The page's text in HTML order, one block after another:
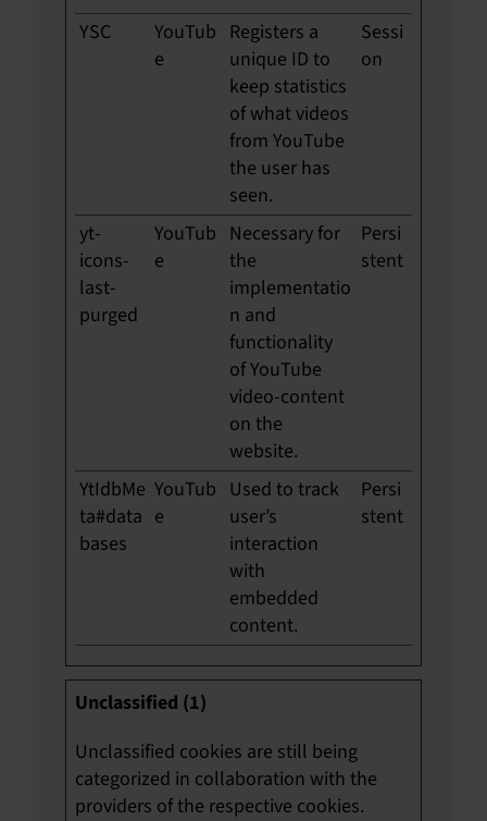
YSC
YouTub
e
Registers a
unique ID to
keep statistics
of what videos
from YouTube
the user has
seen.
Sessi
on
yt-
icons-
last-
purged
YouTub
e
Necessary for
the
implementatio
n and
functionality
of YouTube
video-content
on the
website.
Persi
stent
YtIdbMe
ta#data
bases
YouTub
e
Used to track
user’s
interaction
with
embedded
content.
Persi
stent
Unclassified (1)
Unclassified cookies are still being
categorized in collaboration with the
providers of the respective cookies.